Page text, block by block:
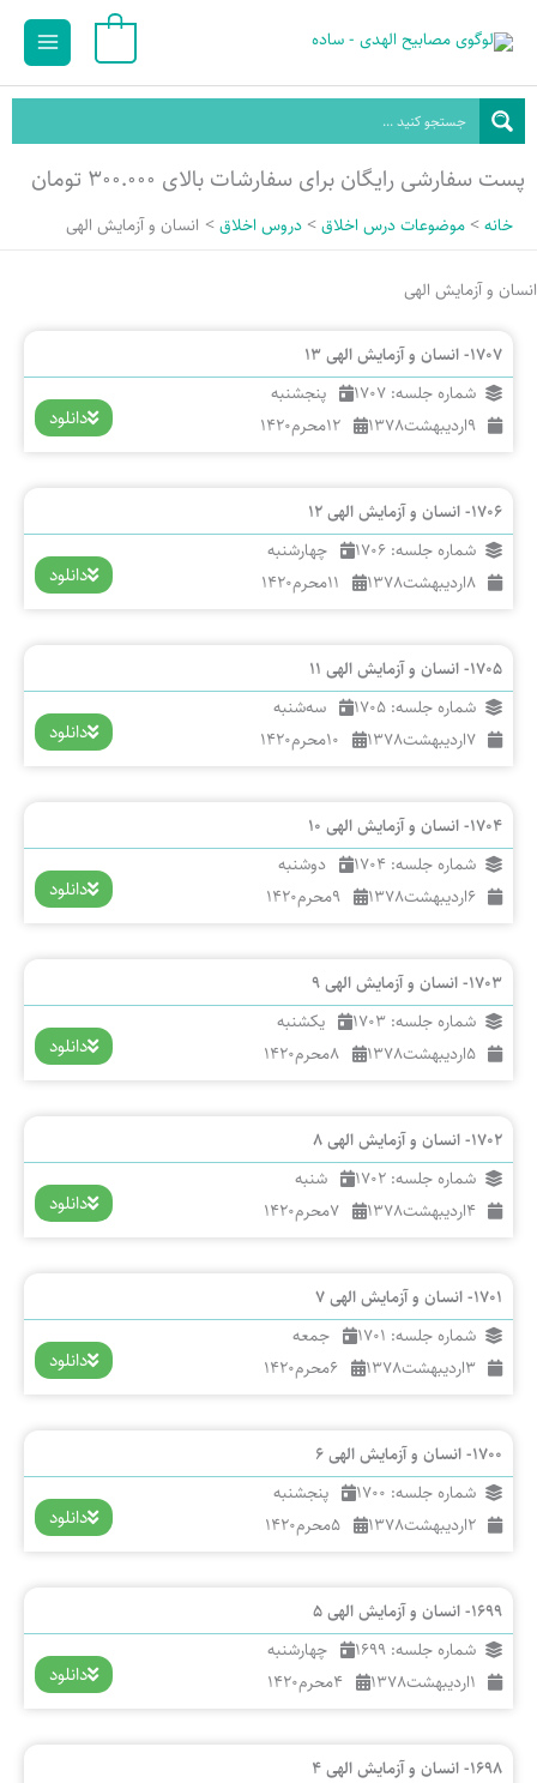
محتوا
Main
پست سفارشی رایگان برای سفارشات بالای ۳۰۰.۰۰۰ تومان
خانه موضوعات درس اخلاق دروس اخلاق انسان و آزمایش الهی
انسان و آزمایش الهی
1707- انسان و آزمایش الهی 13
شماره جلسه: 1707
پنجشنبه
9اردیبهشت1378
12محرم1420 دانلود
1706- انسان و آزمایش الهی 12
شماره جلسه: 1706
چهارشنبه
8اردیبهشت1378
11محرم1420 دانلود
1705- انسان و آزمایش الهی 11
شماره جلسه: 1705
سه‌شنبه
7اردیبهشت1378
10محرم1420 دانلود
1704- انسان و آزمایش الهی 10
شماره جلسه: 1704
دوشنبه
6اردیبهشت1378
9محرم1420 دانلود
1703- انسان و آزمایش الهی 9
شماره جلسه: 1703
یکشنبه
5اردیبهشت1378
8محرم1420 دانلود
1702- انسان و آزمایش الهی 8
شماره جلسه: 1702
شنبه
4اردیبهشت1378
7محرم1420 دانلود
1701- انسان و آزمایش الهی 7
شماره جلسه: 1701
جمعه
3اردیبهشت1378
6محرم1420 دانلود
1700- انسان و آزمایش الهی 6
شماره جلسه: 1700
پنجشنبه
2اردیبهشت1378
5محرم1420 دانلود
1699- انسان و آزمایش الهی 5
شماره جلسه: 1699
چهارشنبه
1اردیبهشت1378
4محرم1420 دانلود
1698- انسان و آزمایش الهی 4